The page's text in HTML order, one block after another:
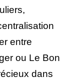
entre
ou Le Bon
dans